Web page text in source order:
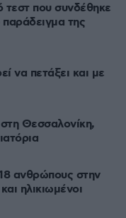
τεστ που συνδέθηκε
της
να πετάξει και με
στη Θεσσαλονίκη,
ανθρώπους στην
ηλικιωμένοι